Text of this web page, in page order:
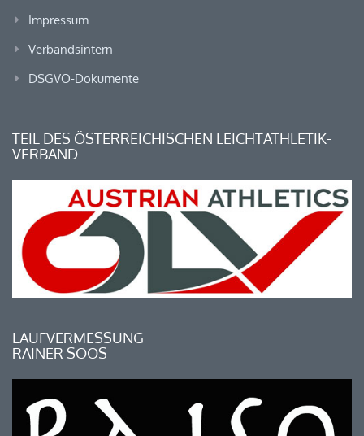
Impressum
Verbandsintern
DSGVO-Dokumente
TEIL DES ÖSTERREICHISCHEN LEICHTATHLETIK-
VERBAND
LAUFVERMESSUNG
RAINER SOOS